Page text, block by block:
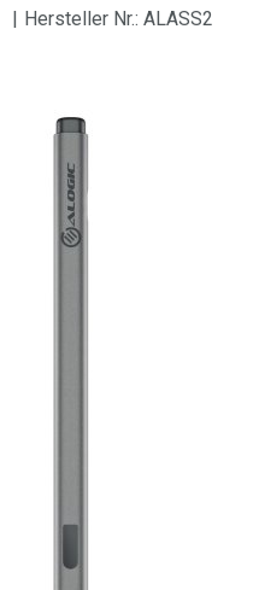
| Hersteller Nr.: ALASS2